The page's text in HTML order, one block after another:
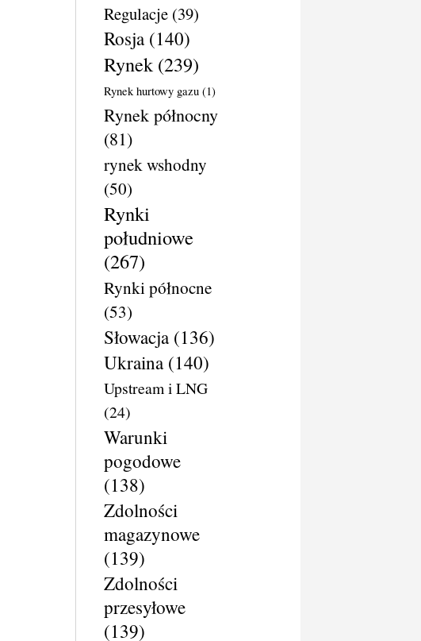
Regulacje(39)
Rosja(140)
Rynek(239)
Rynek hurtowy gazu(1)
Rynek północny
(81)
rynek wshodny
(50)
Rynki
południowe
(267)
Rynki północne
(53)
Słowacja(136)
Ukraina(140)
Upstream i LNG
(24)
Warunki
pogodowe
(138)
Zdolności
magazynowe
(139)
Zdolności
przesyłowe
(139)